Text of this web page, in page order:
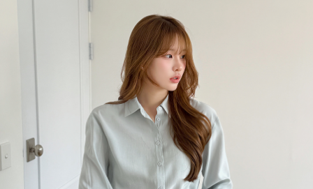
리뷰 & 혜택
베스트
ALL
익스클루시브
아우터
티셔츠